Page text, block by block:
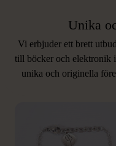
Unika
Vi erbjuder ett brett
till böcker och elektronik
unika och originella
Hitta produkter